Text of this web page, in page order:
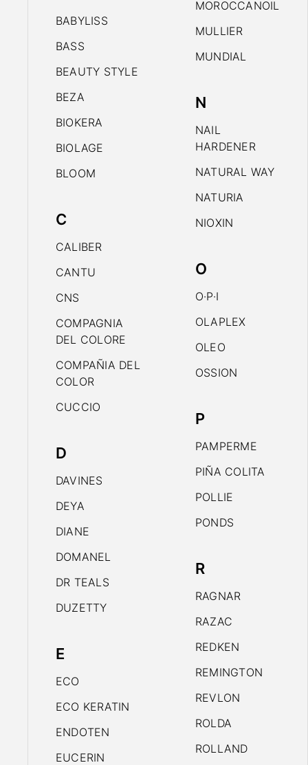
BABYLISS
BASS
BEAUTY STYLE
BEZA
BIOKERA
BIOLAGE
BLOOM
C
CALIBER
CANTU
CNS
COMPAGNIA
DEL COLORE
COMPAÑIA DEL
COLOR
CUCCIO
D
DAVINES
DEYA
DIANE
DOMANEL
DR TEALS
DUZETTY
E
ECO
ECO KERATIN
ENDOTEN
EUCERIN
MOROCCANOIL
MULLIER
MUNDIAL
N
NAIL
HARDENER
NATURAL WAY
NATURIA
NIOXIN
O
O·P·I
OLAPLEX
OLEO
OSSION
P
PAMPERME
PIÑA COLITA
POLLIE
PONDS
R
RAGNAR
RAZAC
REDKEN
REMINGTON
REVLON
ROLDA
ROLLAND